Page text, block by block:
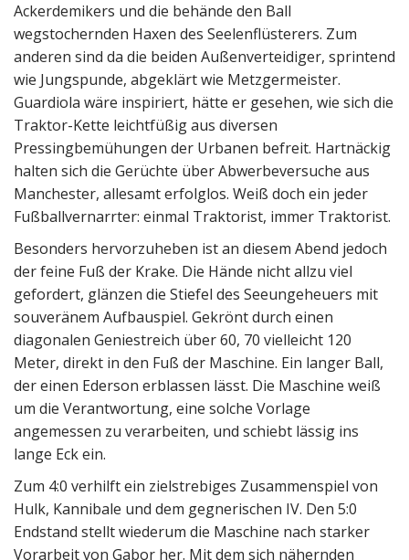
Ackerdemikers und die behände den Ball
wegstochernden Haxen des Seelenflüsterers. Zum
anderen sind da die beiden Außenverteidiger, sprintend
wie Jungspunde, abgeklärt wie Metzgermeister.
Guardiola wäre inspiriert, hätte er gesehen, wie sich die
Traktor-Kette leichtfüßig aus diversen
Pressingbemühungen der Urbanen befreit. Hartnäckig
halten sich die Gerüchte über Abwerbeversuche aus
Manchester, allesamt erfolglos. Weiß doch ein jeder
Fußballvernarrter: einmal Traktorist, immer Traktorist.
Besonders hervorzuheben ist an diesem Abend jedoch
der feine Fuß der Krake. Die Hände nicht allzu viel
gefordert, glänzen die Stiefel des Seeungeheuers mit
souveränem Aufbauspiel. Gekrönt durch einen
diagonalen Geniestreich über 60, 70 vielleicht 120
Meter, direkt in den Fuß der Maschine. Ein langer Ball,
der einen Ederson erblassen lässt. Die Maschine weiß
um die Verantwortung, eine solche Vorlage
angemessen zu verarbeiten, und schiebt lässig ins
lange Eck ein.
Zum 4:0 verhilft ein zielstrebiges Zusammenspiel von
Hulk, Kannibale und dem gegnerischen IV. Den 5:0
Endstand stellt wiederum die Maschine nach starker
Vorarbeit von Gabor her. Mit dem sich nähernden